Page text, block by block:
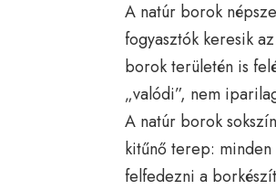
A natúr borok
fogyasztók keresik
borok területén is
„valódi”, nem
A natúr borok
kitűnő terep:
felfedezni a